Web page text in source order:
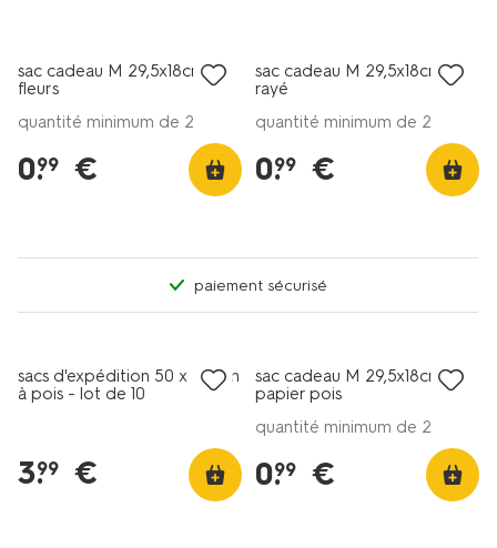
sac cadeau M 29,5x18cm
fleurs
quantité minimum de 2
0.
99 €
sac cadeau M 29,5x18cm
rayé
quantité minimum de 2
0.
99 €
paiement sécurisé
sacs d'expédition 50 x 40 cm
à pois - lot de 10
3.
99 €
sac cadeau M 29,5x18cm
papier pois
quantité minimum de 2
0.
99 €